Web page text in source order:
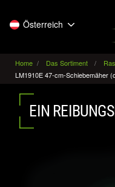
Österreich
Home Das Sortiment
LM1910E 47-cm-Schiebemäher
EIN